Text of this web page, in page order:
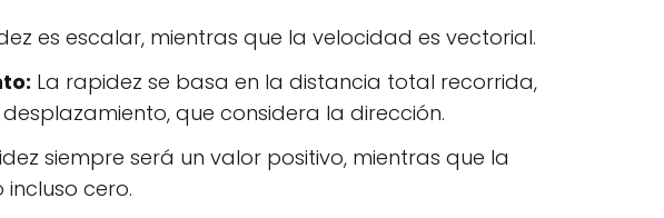
es escalar, mientras que la velocidad es vectorial.
La rapidez se basa en la distancia total recorrida,
que considera la dirección.
siempre será un valor positivo, mientras que la
cero.